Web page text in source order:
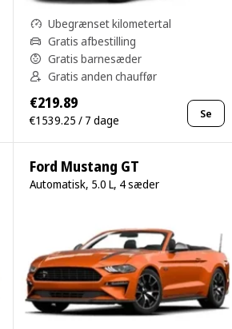
Ubegrænset kilometertal
Gratis afbestilling
Gratis barnesæder
Gratis anden chauffør
€219.89
€1539.25 / 7 dage Se
Ford Mustang GT
Automatisk, 5.0 L, 4 sæder